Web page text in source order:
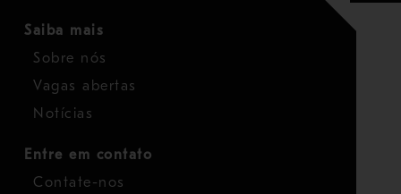
Saiba mais
Sobre nós
Vagas abertas
Notícias
Entre em contato
Contate-nos